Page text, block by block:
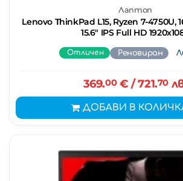
Лаптоп
Lenovo ThinkPad L15, Ryzen 7-4750U,
15.6" IPS Full HD
Отличен Реновиран
369.00€ / 721.70
ДОБАВИ В